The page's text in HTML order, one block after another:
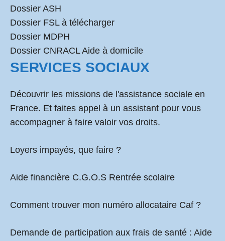
Dossier ASH
Dossier FSL à télécharger
Dossier MDPH
Dossier CNRACL Aide à domicile
SERVICES SOCIAUX
Découvrir les missions de l'assistance sociale en
France. Et faites appel à un assistant pour vous
accompagner à faire valoir vos droits.
Loyers impayés, que faire ?
Aide financière C.G.O.S Rentrée scolaire
Comment trouver mon numéro allocataire Caf ?
Demande de participation aux frais de santé : Aide